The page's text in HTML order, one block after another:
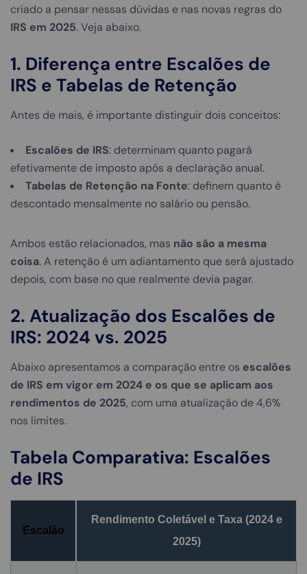
criado a pensar nessas dúvidas e nas novas regras do
IRS em 2025.Veja abaixo.
1. Diferença entre Escalões de
IRS e Tabelas de Retenção
Antes de mais, é importante distinguir dois conceitos:
Escalões de IRS: determinam quanto pagará
efetivamente de imposto após a declaração anual.
Tabelas de Retenção na Fonte: definem quanto é
descontado mensalmente no salário ou pensão.
Ambos estão relacionados, mas não são a mesma
coisa. A retenção é um adiantamento que será ajustado
depois, com base no que realmente devia pagar.
2. Atualização dos Escalões de
IRS: 2024 vs. 2025
Abaixo apresentamos a comparação entre os escalões
de IRS em vigor em 2024 e os que se aplicam aos
rendimentos de 2025, com uma atualização de 4,6%
nos limites.
Tabela Comparativa: Escalões
de IRS
Escalão
Rendimento Coletável e Taxa (2024 e
2025)